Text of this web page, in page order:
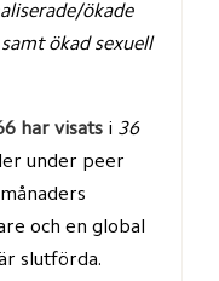
ökade
ökad sexuell
har visats i 36
under peer
och en global
slutförda.